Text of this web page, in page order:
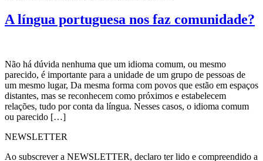
A língua portuguesa nos faz comunidade?
Não há dúvida nenhuma que um idioma comum, ou mesmo
parecido, é importante para a unidade de um grupo de pessoas de
um mesmo lugar, Da mesma forma com povos que estão em espaços
distantes, mas se reconhecem como próximos e estabelecem
relações, tudo por conta da língua. Nesses casos, o idioma comum
ou parecido […]
NEWSLETTER
Ao subscrever a NEWSLETTER, declaro ter lido e compreendido a